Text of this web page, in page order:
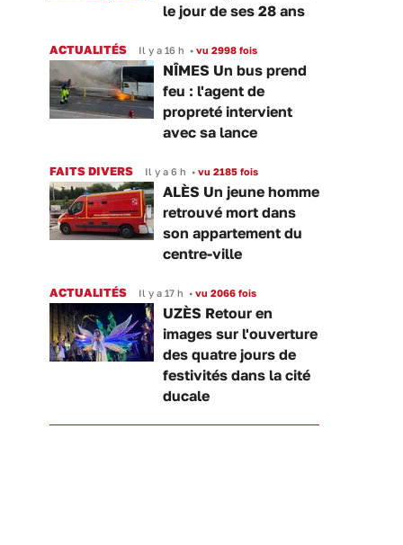
le jour de ses 28 ans
ACTUALITÉS Il y a 16 h • vu 2998 fois
NÎMES Un bus prend
feu : l'agent de
propreté intervient
avec sa lance
FAITS DIVERS Il y a 6 h • vu 2185 fois
ALÈS Un jeune homme
retrouvé mort dans
son appartement du
centre-ville
ACTUALITÉS Il y a 17 h • vu 2066 fois
UZÈS Retour en
images sur l'ouverture
des quatre jours de
festivités dans la cité
ducale